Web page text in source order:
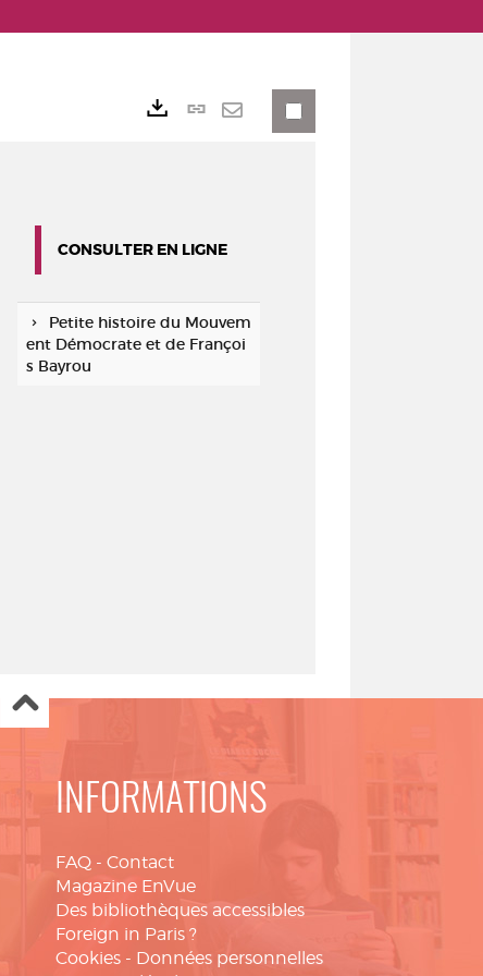
Lien
CONSULTER EN LIGNE
Petite histoire du Mouvem
ent Démocrate et de Françoi
s Bayrou
INFORMATIONS
FAQ - Contact
Magazine EnVue
Des bibliothèques accessibles
Foreign in Paris ?
Cookies - Données personnelles